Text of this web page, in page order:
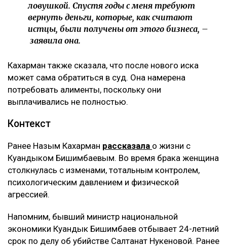
ловушкой. Спустя годы с меня требуют
вернуть деньги, которые, как считают
истцы, были получены от этого бизнеса, –
заявила она.
Кахарман также сказала, что после нового иска
может сама обратиться в суд. Она намерена
потребовать алименты, поскольку они
выплачивались не полностью.
Контекст
Ранее Назым Кахарман рассказала о жизни с
Куандыком Бишимбаевым. Во время брака женщина
столкнулась с изменами, тотальным контролем,
психологическим давлением и физической
агрессией.
Напомним, бывший министр национальной
экономики Куандык Бишимбаев отбывает 24-летний
срок по делу об убийстве Салтанат Нукеновой. Ранее